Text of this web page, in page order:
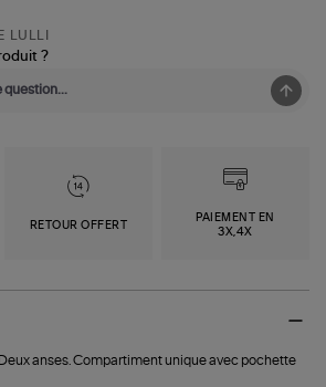
LULLI
?
RETOUR OFFERT
PAIEMENT EN
3X,4X
anses. Compartiment unique avec pochette